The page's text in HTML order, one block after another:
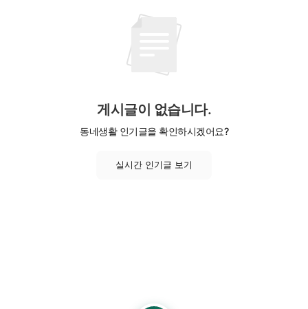
게시글이 없습니다.
동네생활 인기글을 확인하시겠어요?
실시간 인기글 보기